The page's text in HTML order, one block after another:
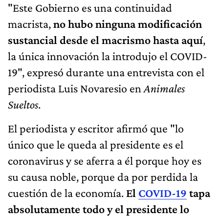
"Este Gobierno es una continuidad
macrista,no hubo ninguna modificación
sustancial desde el macrismo hasta aquí,
la única innovación la introdujo el COVID-
19", expresó durante una entrevista con el
periodista Luis Novaresio en Animales
Sueltos.
El periodista y escritor afirmó que "lo
único que le queda al presidente es el
coronavirus y se aferra a él porque hoy es
su causa noble, porque da por perdida la
cuestión de la economía. El COVID-19 tapa
absolutamente todo y el presidente lo